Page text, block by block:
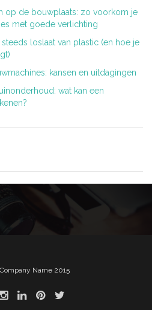
op de bouwplaats: zo voorkom je
met goede verlichting
loslaat van plastic (en hoe je
kansen en uitdagingen
wat kan een
Name 2015